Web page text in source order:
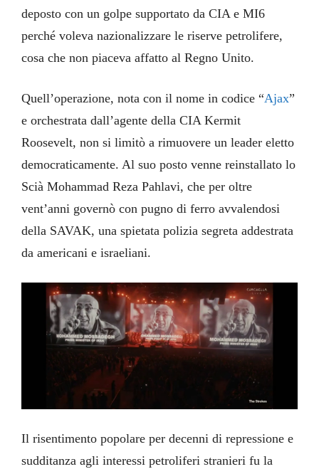
deposto con un golpe supportato da CIA e MI6
perché voleva nazionalizzare le riserve petrolifere,
cosa che non piaceva affatto al Regno Unito.
Quell’operazione, nota con il nome in codice “Ajax”
e orchestrata dall’agente della CIA Kermit
Roosevelt, non si limitò a rimuovere un leader eletto
democraticamente. Al suo posto venne reinstallato lo
Scià Mohammad Reza Pahlavi, che per oltre
vent’anni governò con pugno di ferro avvalendosi
della SAVAK, una spietata polizia segreta addestrata
da americani e israeliani.
Il risentimento popolare per decenni di repressione e
sudditanza agli interessi petroliferi stranieri fu la